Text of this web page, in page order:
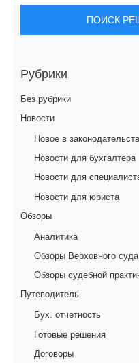
ПОИСК
Рубрики
Без рубрики
Новости
Новое в
Новости для бухгалтера
Новости для
Новости для юриста
Обзоры
Аналитика
Обзоры Верховного
Обзоры судебной
Путеводитель
Бух. отчетность
Готовые решения
Договоры